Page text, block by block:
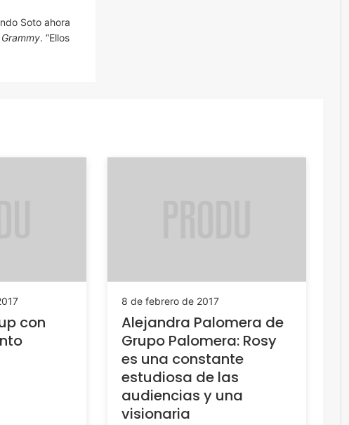
Soto ahora
. “Ellos
con
8 de febrero de 2017
Alejandra Palomera de
Grupo Palomera: Rosy
es una constante
estudiosa de las
audiencias y una
visionaria